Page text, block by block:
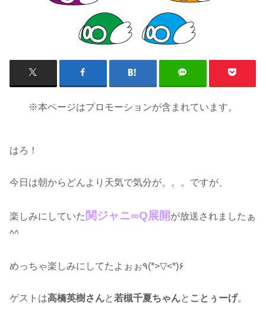
※本ページはプロモーションが含まれています。
はろ！
今日は朝からどんより天気で気分が。。。ですが、
楽しみにしていた 関ジャニ∞Q展開 が放送されましたぁ
^^
めっちゃ楽しみにしてたよぉぉ٩(*>▽<*)۶
ゲストは高橋英樹さんと若槻千夏ちゃんと ことぅーげ。